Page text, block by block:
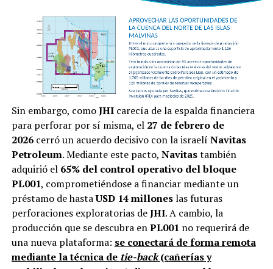
Sin embargo, comoJHIcarecía de la espalda financiera
para perforar por sí misma, el 27 de febrero de
2026cerró un acuerdo decisivo con la israelí Navitas
Petroleum. Mediante este pacto, Navitastambién
adquirió el 65% del control operativo del bloque
PL001, comprometiéndose a financiar mediante un
préstamo de hastaUSD 14 milloneslas futuras
perforaciones exploratorias deJHI. A cambio, la
producción que se descubra enPL001 no requerirá de
una nueva plataforma: se conectará de forma remota
mediante la técnica de tie-back(cañerías y